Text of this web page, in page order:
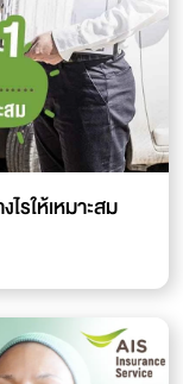
รให้เหมาะสม